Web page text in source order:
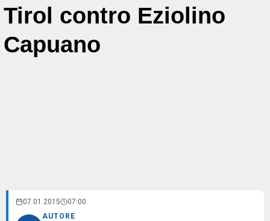
Tirol contro Eziolino
Capuano
07.01.2015 07:00
AUTORE